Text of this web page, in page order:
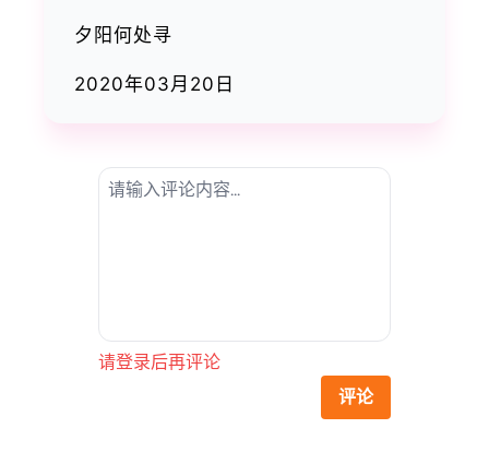
夕阳何处寻
2020年03月20日
请登录后再评论
评论